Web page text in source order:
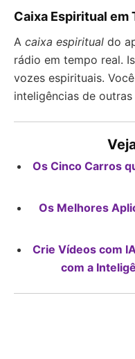
Caixa Espiritual em
A caixa espiritual do
rádio em tempo real.
vozes espirituais.
inteligências de outras
Os Cinco Carros
Os Melhores
Crie Vídeos com
com a